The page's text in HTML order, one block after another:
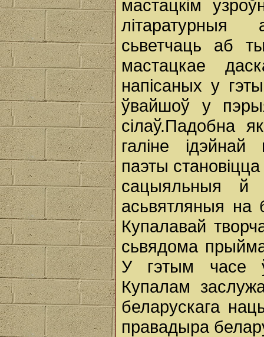
мастацкім
літаратурныя
сьветчаць аб
мастацкае
напісаных у
ўвайшоў у
сілаў.Падобна
галіне ідэйнай
паэты
сацыяльныя й
асьвятляныя на
Купалавай
сьвядома
У гэтым часе
Купалам
беларускага
правадыра